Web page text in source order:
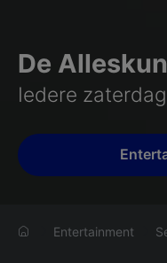
De
Iedere
Entertainment